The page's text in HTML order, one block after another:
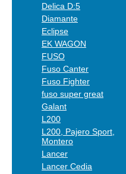
Delica D:5
Diamante
Eclipse
EK WAGON
FUSO
Fuso Canter
Fuso Fighter
fuso super great
Galant
L200
L200, Pajero Sport,
Montero
Lancer
Lancer Cedia